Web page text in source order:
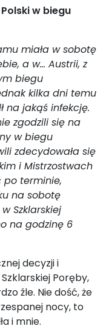
Polski w biegu
miała w sobotę
a w... Austrii, z
biegu
kilka dni temu
na jakąś infekcję.
zgodzili się na
w biegu
zdecydowała się
i Mistrzostwach
po terminie,
na sobotę
Szklarskiej
na godzinę 6
decyzji i
Poręby,
źle. Nie dość, że
nocy, to
i mnie.